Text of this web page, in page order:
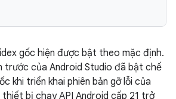
gốc hiện được bật theo mặc định.
trước của Android Studio đã bật chế
khi triển khai phiên bản gỡ lỗi của
thiết bị chạy API Android cấp 21 trở